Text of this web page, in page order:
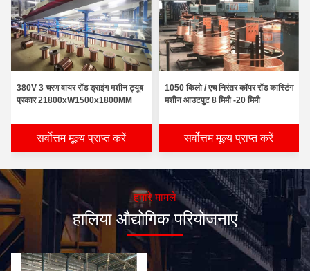
380V 3 चरण वायर रॉड ड्राइंग मशीन ट्यूब
प्रकार 21800xW1500x1800MM
सर्वोत्तम मूल्य प्राप्त करें
1050 किलो / एच निरंतर कॉपर रॉड कास्टिंग
मशीन आउटपुट 8 मिमी -20 मिमी
सर्वोत्तम मूल्य प्राप्त करें
हमारे मामले
हालिया औद्योगिक परियोजनाएं